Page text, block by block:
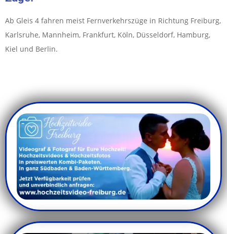
Ab Gleis 4 fahren meist Fernverkehrszüge in Richtung Freiburg,
Karlsruhe, Mannheim, Frankfurt, Köln, Düsseldorf, Hamburg,
Kiel und Berlin.